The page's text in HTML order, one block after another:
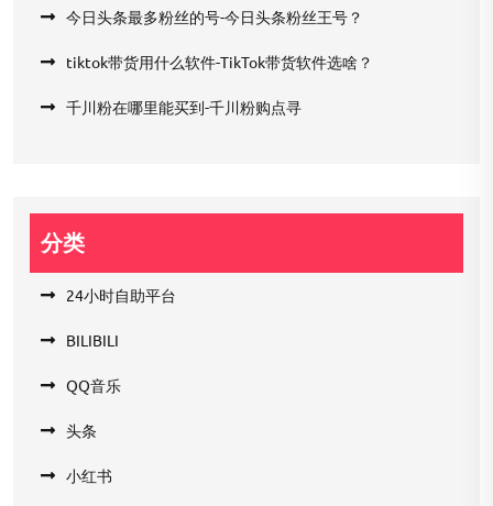
今日头条最多粉丝的号-今日头条粉丝王号？
tiktok带货用什么软件-TikTok带货软件选啥？
千川粉在哪里能买到-千川粉购点寻
分类
24小时自助平台
BILIBILI
QQ音乐
头条
小红书